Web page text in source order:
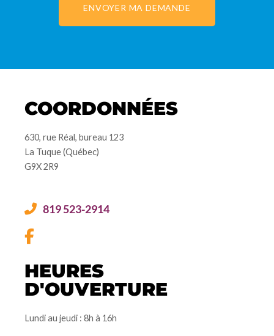
ENVOYER MA DEMANDE
COORDONNÉES
630, rue Réal, bureau 123
La Tuque (Québec)
G9X 2R9
819 523-2914
HEURES
D'OUVERTURE
Lundi au jeudi : 8h à 16h